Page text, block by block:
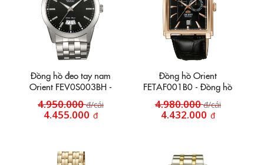
Đồng hồ đeo tay nam
Orient FEV0S003BH -
Đồng hồ tự động lịch treo
mặt đen
4.950.000đ/cái
4.455.000 đ
Đồng hồ Orient
FETAF001B0 - Đồng hồ
dây da HT8
4.980.000đ/cái
4.432.000 đ